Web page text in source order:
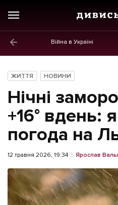
Війна в Україні
Новини
Політика
Економіка
Бізнес
Життя
Культура
Афіша
ЖИТТЯ НОВИНИ
Нічні
+16° вдень:
погода на
12 травня 2026, 19:34 Ярослав